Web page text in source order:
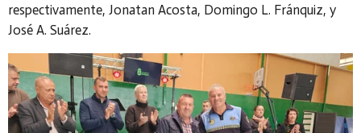
respectivamente, Jonatan Acosta, Domingo L. Fránquiz, y
José A. Suárez.